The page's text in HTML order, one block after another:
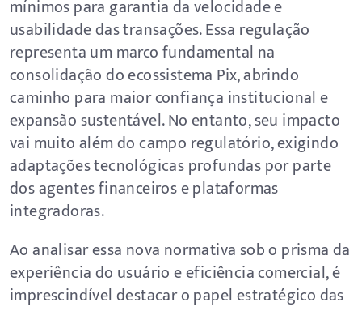
mínimos para garantia da velocidade e
usabilidade das transações. Essa regulação
representa um marco fundamental na
consolidação do ecossistema Pix, abrindo
caminho para maior confiança institucional e
expansão sustentável. No entanto, seu impacto
vai muito além do campo regulatório, exigindo
adaptações tecnológicas profundas por parte
dos agentes financeiros e plataformas
integradoras.
Ao analisar essa nova normativa sob o prisma da
experiência do usuário e eficiência comercial, é
imprescindível destacar o papel estratégico das